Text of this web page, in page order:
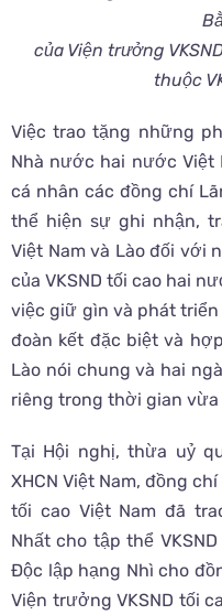
của Viện trưởng
thuộc
Việc trao tặng những
Nhà nước hai nước Việt
cá nhân các đồng chí
thể hiện sự ghi nhận,
Việt Nam và Lào đối với
của VKSND tối cao hai
việc giữ gìn và phát
đoàn kết đặc biệt và
Lào nói chung và hai
riêng trong thời gian vừa
Tại Hội nghị, thừa uỷ
XHCN Việt Nam, đồng
tối cao Việt Nam đã
Nhất cho tập thể
Độc lập hạng Nhì cho
Viện trưởng VKSND tối